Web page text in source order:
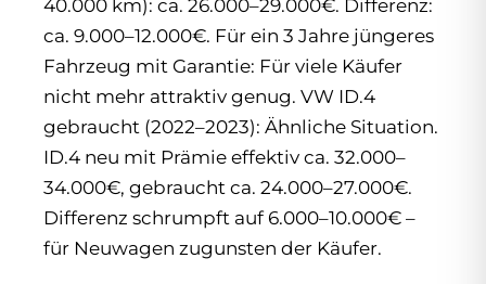
40.000 km): ca. 26.000–29.000€. Differenz:
ca. 9.000–12.000€. Für ein 3 Jahre jüngeres
Fahrzeug mit Garantie: Für viele Käufer
nicht mehr attraktiv genug. VW ID.4
gebraucht (2022–2023): Ähnliche Situation.
ID.4 neu mit Prämie effektiv ca. 32.000–
34.000€, gebraucht ca. 24.000–27.000€.
Differenz schrumpft auf 6.000–10.000€ –
für Neuwagen zugunsten der Käufer.